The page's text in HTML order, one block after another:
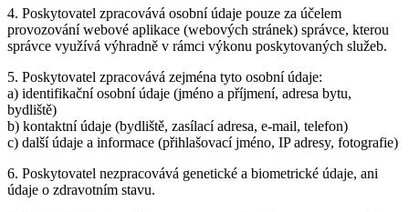
4. Poskytovatel zpracovává osobní údaje pouze za účelem
provozování webové aplikace (webových stránek) správce, kterou
správce využívá výhradně v rámci výkonu poskytovaných služeb.
5. Poskytovatel zpracovává zejména tyto osobní údaje:
a) identifikační osobní údaje (jméno a příjmení, adresa bytu,
bydliště)
b) kontaktní údaje (bydliště, zasílací adresa, e-mail, telefon)
c) další údaje a informace (přihlašovací jméno, IP adresy, fotografie)
6. Poskytovatel nezpracovává genetické a biometrické údaje, ani
údaje o zdravotním stavu.